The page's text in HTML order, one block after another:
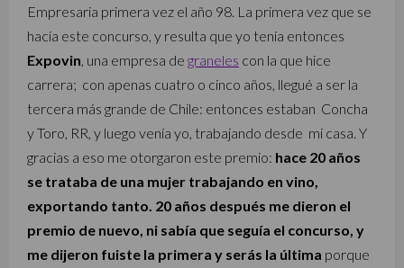
Empresaria primera vez el año 98. La primera vez que se
hacía este concurso, y resulta que yo tenía entonces
Expovin , una empresa de graneles con la que hice
carrera; con apenas cuatro o cinco años, llegué a ser la
tercera más grande de Chile: entonces estaban Concha
y Toro, RR, y luego venía yo, trabajando desde mi casa. Y
gracias a eso me otorgaron este premio: hace 20 años
se trataba de una mujer trabajando en vino,
exportando tanto. 20 años después me dieron el
premio de nuevo, ni sabía que seguía el concurso, y
me dijeron fuiste la primera y serás la última porque